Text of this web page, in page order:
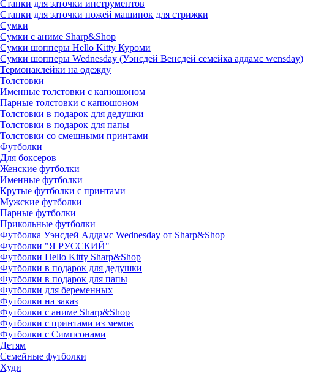
Станки для заточки инструментов
Станки для заточки ножей машинок для стрижки
Сумки
Сумки с аниме Sharp&Shop
Сумки шопперы Hello Kitty Куроми
Сумки шопперы Wednesday (Уэнсдей Венсдей семейка аддамс wensday)
Термонаклейки на одежду
Толстовки
Именные толстовки с капюшоном
Парные толстовки с капюшоном
Толстовки в подарок для дедушки
Толстовки в подарок для папы
Толстовки со смешными принтами
Футболки
Для боксеров
Женские футболки
Именные футболки
Крутые футболки с принтами
Мужские футболки
Парные футболки
Прикольные футболки
Футболка Уэнсдей Аддамс Wednesday от Sharp&Shop
Футболки "Я РУССКИЙ"
Футболки Hello Kitty Sharp&Shop
Футболки в подарок для дедушки
Футболки в подарок для папы
Футболки для беременных
Футболки на заказ
Футболки с аниме Sharp&Shop
Футболки с принтами из мемов
Футболки с Симпсонами
Детям
Семейные футболки
Худи